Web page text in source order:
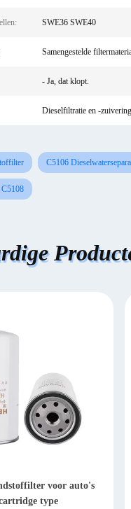
SWE36 SWE40
Samengestelde
- Ja, dat klopt.
Dieselfiltratie en -zuivering
C5106
voor auto's
type